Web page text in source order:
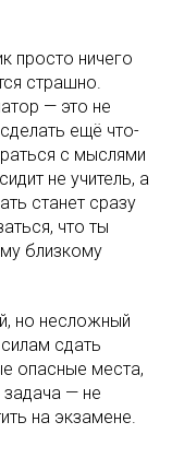
просто ничего
страшно.
— это не
сделать ещё что-
с мыслями
не учитель, а
станет сразу
что ты
близкому
но несложный
сдать
опасные места,
задача — не
на экзамене.